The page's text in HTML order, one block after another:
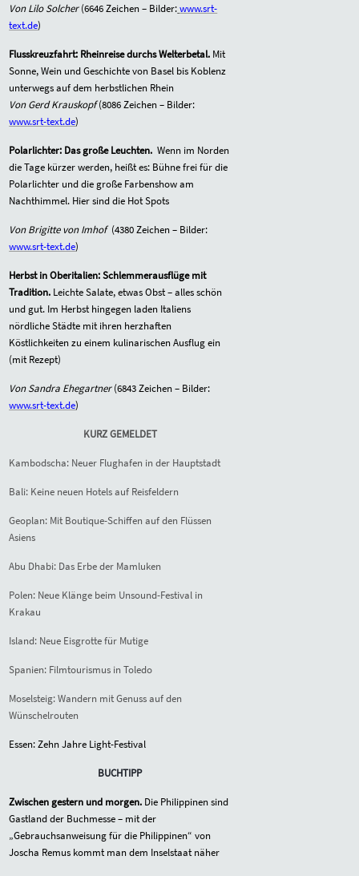
Von Lilo Solcher(6646Zeichen – Bilder:www.srt-
text.de)
Flusskreuzfahrt: Rheinreise durchs Welterbetal. Mit
Sonne, Wein und Geschichte von Basel bis Koblenz
unterwegs auf dem herbstlichen Rhein
Von Gerd Krauskopf(8086Zeichen – Bilder:
www.srt-text.de)
Polarlichter: Das große Leuchten. Wenn im Norden
die Tage kürzer werden, heißt es: Bühne frei für die
Polarlichter und die große Farbenshow am
Nachthimmel. Hier sind die Hot Spots
Von Brigitte von Imhof (4380Zeichen – Bilder:
www.srt-text.de)
Herbst in Oberitalien: Schlemmerausflüge mit
Tradition. Leichte Salate, etwas Obst – alles schön
und gut. Im Herbst hingegen laden Italiens
nördliche Städte mit ihren herzhaften
Köstlichkeiten zu einem kulinarischen Ausflug ein
(mit Rezept)
Von Sandra Ehegartner(6843Zeichen – Bilder:
www.srt-text.de)
KURZ GEMELDET
Kambodscha: Neuer Flughafen in der Hauptstadt
Bali: Keine neuen Hotels auf Reisfeldern
Geoplan: Mit Boutique-Schiffen auf den Flüssen
Asiens
Abu Dhabi: Das Erbe der Mamluken
Polen: Neue Klänge beim Unsound-Festival in
Krakau
Island: Neue Eisgrotte für Mutige
Spanien: Filmtourismus in Toledo
Moselsteig: Wandern mit Genuss auf den
Wünschelrouten
Essen: Zehn Jahre Light-Festival
BUCHTIPP
Zwischen gestern und morgen. Die Philippinen sind
Gastland der Buchmesse – mit der
„Gebrauchsanweisung für die Philippinen“ von
Joscha Remus kommt man dem Inselstaat näher